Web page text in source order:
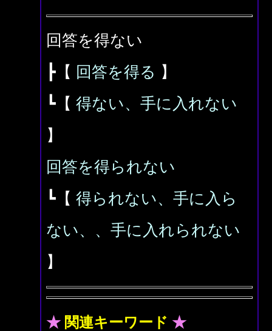
回答を得ない
┣【 回答を得る 】
┗【 得ない、手に入れない
】
回答を得られない
┗【 得られない、手に入ら
ない、、手に入れられない
】
★ 関連キーワード ★